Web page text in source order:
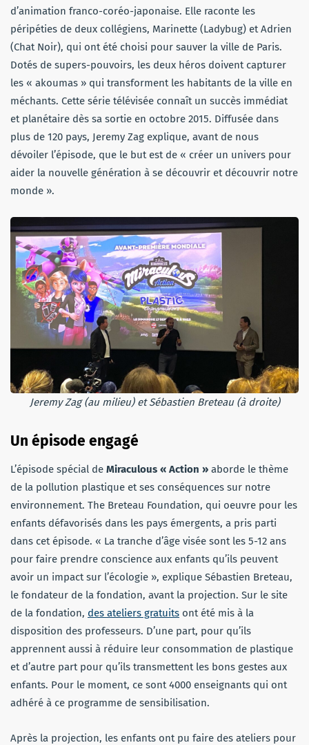
d’animation franco-coréo-japonaise. Elle raconte les
péripéties de deux collégiens, Marinette (Ladybug) et Adrien
(Chat Noir), qui ont été choisi pour sauver la ville de Paris.
Dotés de supers-pouvoirs, les deux héros doivent capturer
les « akoumas » qui transforment les habitants de la ville en
méchants. Cette série télévisée connaît un succès immédiat
et planétaire dès sa sortie en octobre 2015. Diffusée dans
plus de 120 pays, Jeremy Zag explique, avant de nous
dévoiler l’épisode, que le but est de « créer un univers pour
aider la nouvelle génération à se découvrir et découvrir notre
monde ».
Jeremy Zag (au milieu) et Sébastien Breteau (à droite)
Un épisode engagé
L’épisode spécial de Miraculous « Action » aborde le thème
de la pollution plastique et ses conséquences sur notre
environnement. The Breteau Foundation, qui oeuvre pour les
enfants défavorisés dans les pays émergents, a pris parti
dans cet épisode. « La tranche d’âge visée sont les 5-12 ans
pour faire prendre conscience aux enfants qu’ils peuvent
avoir un impact sur l’écologie », explique Sébastien Breteau,
le fondateur de la fondation, avant la projection. Sur le site
de la fondation, des ateliers gratuits ont été mis à la
disposition des professeurs. D’une part, pour qu’ils
apprennent aussi à réduire leur consommation de plastique
et d’autre part pour qu’ils transmettent les bons gestes aux
enfants. Pour le moment, ce sont 4000 enseignants qui ont
adhéré à ce programme de sensibilisation.
Après la projection, les enfants ont pu faire des ateliers pour